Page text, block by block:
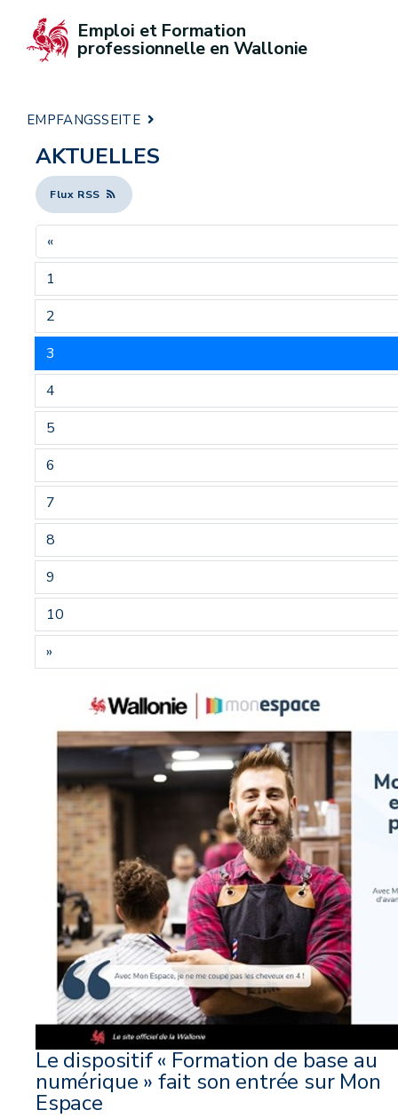
Emploi et Formation
professionnelle en Wallonie
EMPFANGSSEITE
AKTUELLES
Flux RSS
«
1
2
3
4
5
6
7
8
9
10
»
Le dispositif « Formation de base au
numérique » fait son entrée sur Mon
Espace